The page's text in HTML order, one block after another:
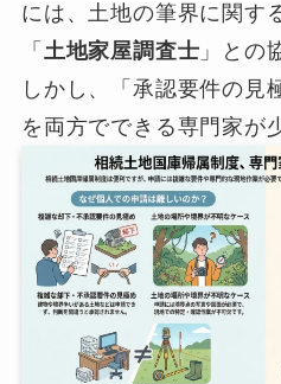
には、土地の筆界に関す
「 土地家屋調査士 」との
しかし、「承認要件の見
を両方でできる専門家が